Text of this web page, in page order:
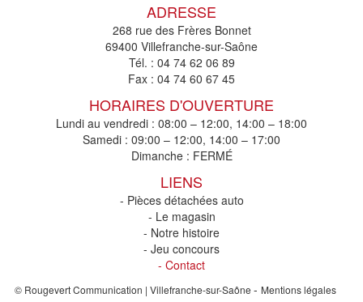
ADRESSE
268 rue des Frères Bonnet
69400 Villefranche-sur-Saône
Tél. : 04 74 62 06 89
Fax : 04 74 60 67 45
HORAIRES D'OUVERTURE
Lundi au vendredi : 08:00 – 12:00, 14:00 – 18:00
Samedi : 09:00 – 12:00, 14:00 – 17:00
Dimanche : FERMÉ
LIENS
- Pièces détachées auto
- Le magasin
- Notre histoire
- Jeu concours
- Contact
© Rougevert Communication | Villefranche-sur-Saône - Mentions légales